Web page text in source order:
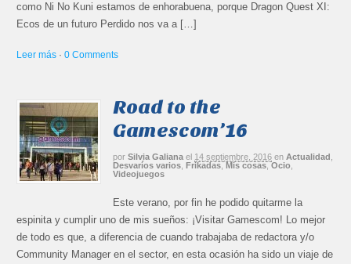
como Ni No Kuni estamos de enhorabuena, porque Dragon Quest XI:
Ecos de un futuro Perdido nos va a […]
Leer más ·0 Comments
Road to the
Gamescom’16
por Silvia Galiana el 14 septiembre, 2016 en Actualidad
Desvaríos varios ,Frikadas,Mis cosas,Ocio
Videojuegos
Este verano, por fin he podido quitarme la
espinita y cumplir uno de mis sueños: ¡Visitar Gamescom! Lo mejor
de todo es que, a diferencia de cuando trabajaba de redactora y/o
Community Manager en el sector, en esta ocasión ha sido un viaje de